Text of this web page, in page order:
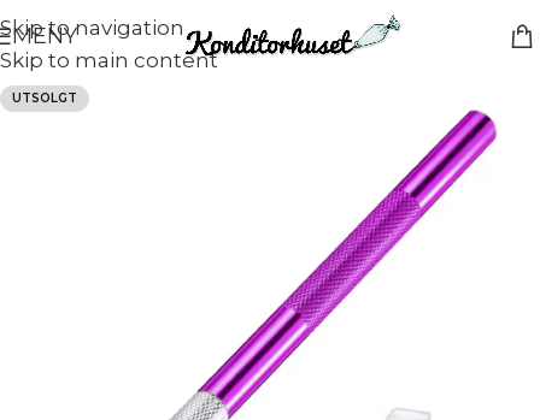
Skip to navigation
Skip to main content
MENY
UTSOLGT